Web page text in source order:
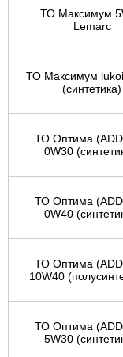
ТО Максимум
Lemarc
ТО Максимум
(синтетика)
ТО Оптима
0W30
ТО Оптима
0W40
ТО Оптима
10W40
ТО Оптима
5W30